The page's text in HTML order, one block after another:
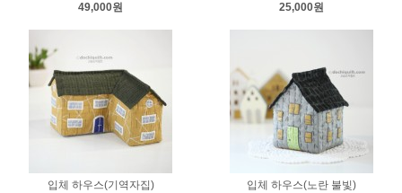
49,000원
25,000원
입체 하우스(기역자집)
입체 하우스(노란 불빛)